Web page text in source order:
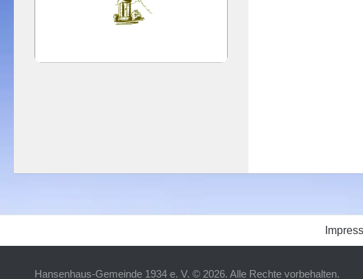
Hansenhaus-Gemeinde 1934 e. V. © 2026. Alle Rechte vorbehalten.